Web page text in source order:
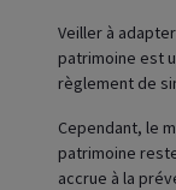
Veiller à
patrimoine est
règlement de
Cependant, le
patrimoine
accrue à la